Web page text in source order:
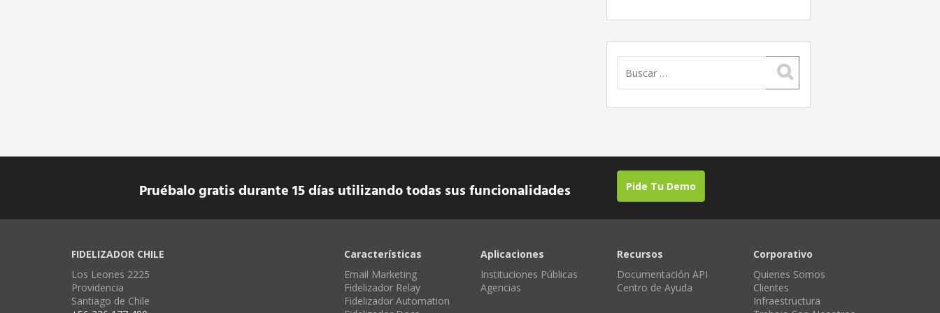
Pruébalo gratis durante 15 días utilizando todas sus funcionalidades Pide Tu Demo
FIDELIZADOR CHILE
Los Leones 2225
Providencia
Santiago de Chile
Características
Email Marketing
Fidelizador Relay
Fidelizador Automation
Aplicaciones
Instituciones Públicas
Agencias
Recursos
Documentación API
Centro de Ayuda
Corporativo
Quienes Somos
Clientes
Infraestructura